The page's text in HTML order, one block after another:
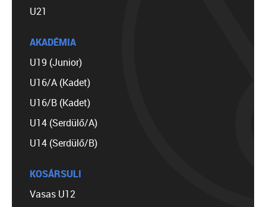
U21
AKADÉMIA
U19 (Junior)
U16/A (Kadet)
U16/B (Kadet)
U14 (Serdülő/A)
U14 (Serdülő/B)
KOSÁRSULI
Vasas U12